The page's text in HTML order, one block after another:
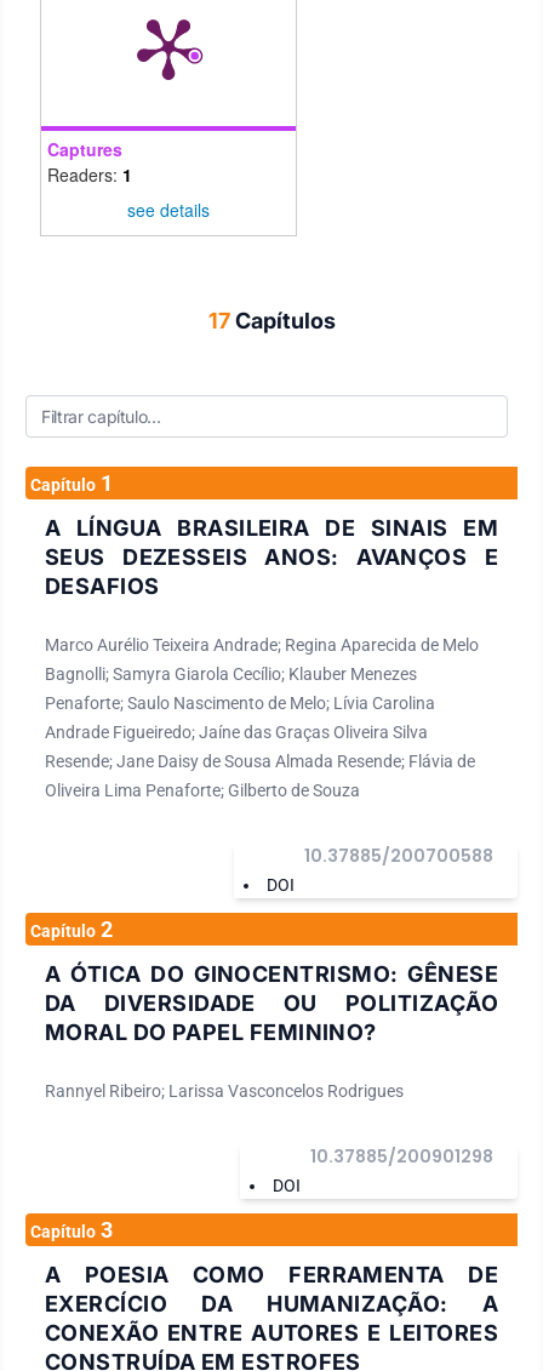
Captures
Readers: 1
see details
17Capítulos
Capítulo 1
A LÍNGUA BRASILEIRA DE SINAIS EM
SEUS DEZESSEIS ANOS: AVANÇOS E
DESAFIOS
Marco Aurélio Teixeira Andrade; Regina Aparecida de Melo
Bagnolli; Samyra Giarola Cecílio; Klauber Menezes
Penaforte; Saulo Nascimento de Melo; Lívia Carolina
Andrade Figueiredo; Jaíne das Graças Oliveira Silva
Resende; Jane Daisy de Sousa Almada Resende; Flávia de
Oliveira Lima Penaforte; Gilberto de Souza
DOI
10.37885/200700588
Capítulo 2
A ÓTICA DO GINOCENTRISMO: GÊNESE
DA DIVERSIDADE OU POLITIZAÇÃO
MORAL DO PAPEL FEMININO?
Rannyel Ribeiro; Larissa Vasconcelos Rodrigues
DOI
10.37885/200901298
Capítulo 3
A POESIA COMO FERRAMENTA DE
EXERCÍCIO DA HUMANIZAÇÃO: A
CONEXÃO ENTRE AUTORES E LEITORES
CONSTRUÍDA EM ESTROFES